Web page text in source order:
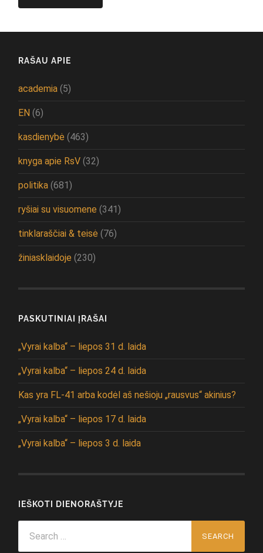
RAŠAU APIE
academia (5)
EN (6)
kasdienybė (463)
knyga apie RsV (32)
politika (681)
ryšiai su visuomene (341)
tinklaraščiai & teisė (76)
žiniasklaidoje (230)
PASKUTINIAI ĮRAŠAI
„Vyrai kalba“ – liepos 31 d. laida
„Vyrai kalba“ – liepos 24 d. laida
Kas yra FL-41 arba kodėl aš nešioju „rausvus“ akinius?
„Vyrai kalba“ – liepos 17 d. laida
„Vyrai kalba“ – liepos 3 d. laida
IEŠKOTI DIENORAŠTYJE
for: